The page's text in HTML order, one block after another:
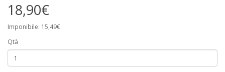
18,90€
Imponibile: 15,49€
Qtà